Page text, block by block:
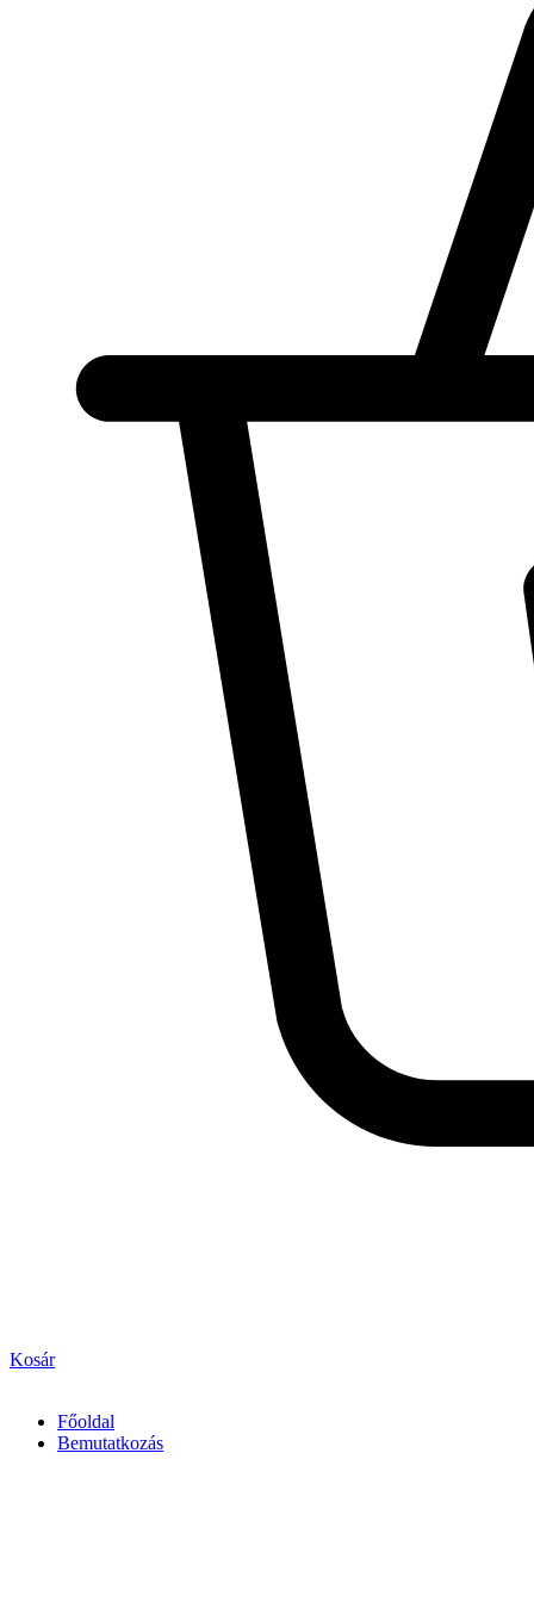
Kosár
Főoldal
Bemutatkozás